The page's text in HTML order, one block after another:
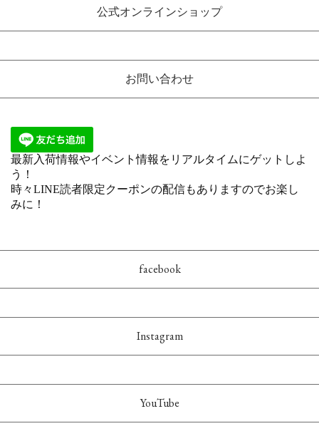
公式オンラインショップ
お問い合わせ
facebook
Instagram
YouTube